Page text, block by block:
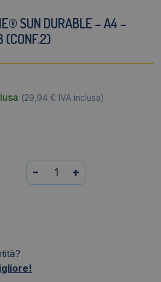
SUN DURABLE – A4 –
(CONF.2)
(29,94 € IVA inclusa)
Cornici
Duraframe®
Argento
- +